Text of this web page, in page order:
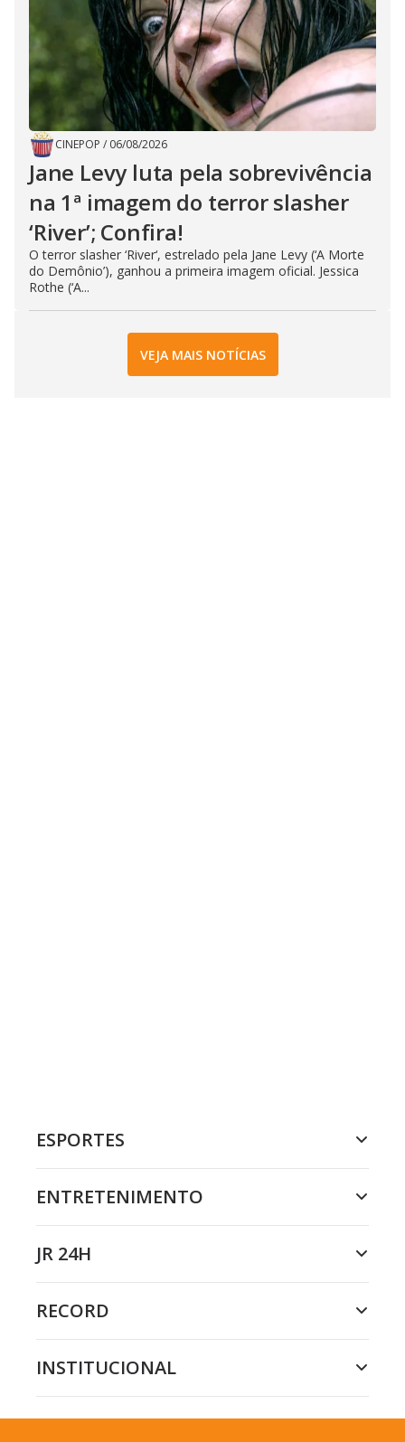
CINEPOP / 06/08/2026
Jane Levy luta pela sobrevivência
na 1ª imagem do terror slasher
‘River’; Confira!
O terror slasher ‘River‘, estrelado pela Jane Levy (‘A Morte
do Demônio’), ganhou a primeira imagem oficial. Jessica
Rothe (‘A...
VEJA MAIS NOTÍCIAS
ESPORTES
ENTRETENIMENTO
JR 24H
RECORD
INSTITUCIONAL